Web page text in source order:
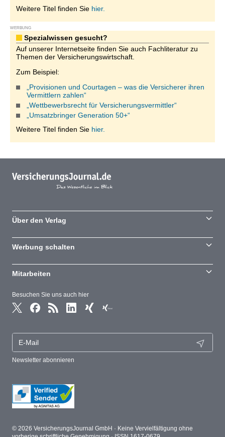
Weitere Titel finden Sie hier.
WERBUNG
Spezialwissen gesucht?
Auf unserer Internetseite finden Sie auch Fachliteratur zu
Themen der Versicherungswirtschaft.
Zum Beispiel:
„Provisionen und Courtagen – was die Versicherer ihren
Vermittlern zahlen“
„Wettbewerbsrecht für Versicherungsvermittler“
„Umsatzbringer Generation 50+“
Weitere Titel finden Sie hier.
Besuchen Sie uns auch hier
Newsletter abonnieren
Über den Verlag
Werbung schalten
Mitarbeiten
© 2026 VersicherungsJournal GmbH · Keine Vervielfältigung ohne